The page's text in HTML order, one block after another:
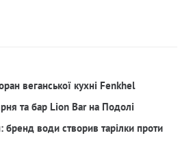
веганської кухні Fenkhel
та бар Lion Bar на Подолі
бренд води створив тарілки проти